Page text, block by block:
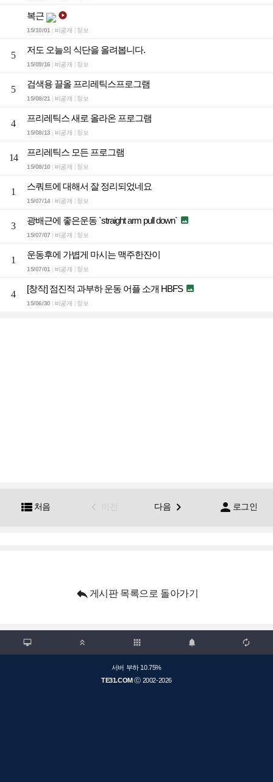
복근 
15/10/01| 비공개 정보
5
저도 오늘의 식단을 올려봅니다.
15/09/16 비공개 정보
5
검색용 끌올 프리레틱스프로그램
15/08/21| 비공개 정보
4
프리레틱스 새로 올라온 프로그램
15/08/13 비공개 정보
14
프리레틱스 모든 프로그램
15/08/10 비공개 정보
1
스쿼트에 대해서 잘 정리되었네요
15/07/14| 비공개 정보
3
광배근에 좋은운동 `straight arm pull down` 
15/07/07 비공개 정보
1
운동후에 가볍게 마시는 맥주한잔이
15/07/01| 비공개 정보
4
[창작] 점진적 과부하 운동 어플 소개 HBFS 
15/06/30 비공개 정보
 처음 다음   로그인
 게시판 목록으로 돌아가기
  apps  
서버 부하 10.75%
TE31.COMⓒ 2002-2026